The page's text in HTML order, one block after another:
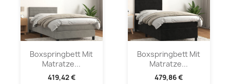
Boxspringbett Mit
Matratze...
419,42 €
Boxspringbett Mit
Matratze...
479,86 €